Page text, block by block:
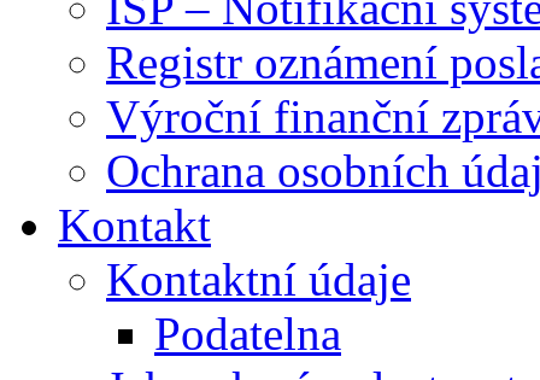
Registr oznámení
Výroční finanční
Ochrana osobních
Kontakt
Kontaktní údaje
Podatelna